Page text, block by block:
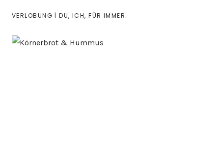
VERLOBUNG | DU, ICH, FÜR IMMER.